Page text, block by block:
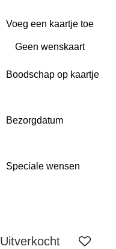
Voeg een kaartje toe
Boodschap op kaartje
Bezorgdatum
Speciale wensen
Uitverkocht